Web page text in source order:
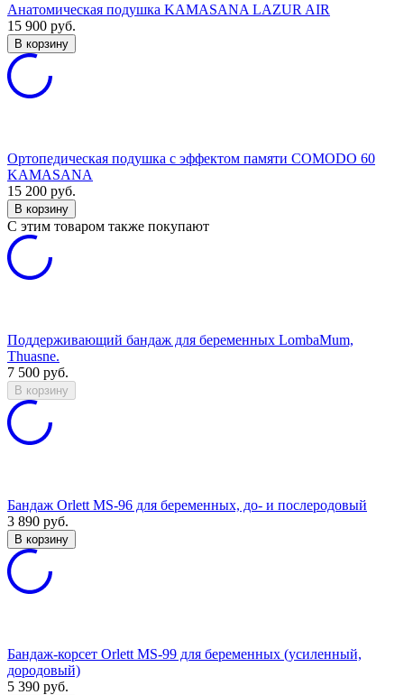
Анатомическая подушка KAMASANA LAZUR AIR
15 900 руб.
В корзину
Ортопедическая подушка с эффектом памяти COMODO 60
KAMASANA
15 200 руб.
В корзину
C этим товаром также покупают
Поддерживающий бандаж для беременных LombaMum,
Thuasne.
7 500 руб.
В корзину
Бандаж Orlett MS-96 для беременных, до- и послеродовый
3 890 руб.
В корзину
Бандаж-корсет Orlett MS-99 для беременных (усиленный,
дородовый)
5 390 руб.